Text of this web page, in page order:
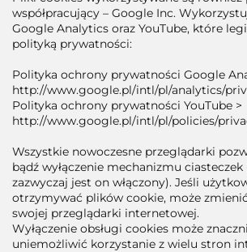
współpracujący – Google Inc.
Google Analytics oraz YouTube, które
polityką prywatności:
Polityka ochrony prywatności Google
http://www.google.pl/intl/pl/analytics/
Polityka ochrony prywatności YouTube >
http://www.google.pl/intl/pl/policies/
Wszystkie nowoczesne przeglądarki
bądź wyłączenie mechanizmu
zazwyczaj jest on włączony). Jeśli
otrzymywać plików cookie, może
swojej przeglądarki internetowej.
Wyłączenie obsługi cookies może
uniemożliwić korzystanie z wielu stron